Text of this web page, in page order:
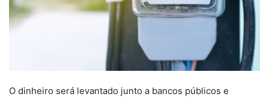
O dinheiro será levantado junto a bancos públicos e